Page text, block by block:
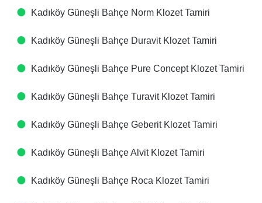
Kadıköy Güneşli Bahçe Norm Klozet Tamiri
Kadıköy Güneşli Bahçe Duravit Klozet Tamiri
Kadıköy Güneşli Bahçe Pure Concept Klozet Tamiri
Kadıköy Güneşli Bahçe Turavit Klozet Tamiri
Kadıköy Güneşli Bahçe Geberit Klozet Tamiri
Kadıköy Güneşli Bahçe Alvit Klozet Tamiri
Kadıköy Güneşli Bahçe Roca Klozet Tamiri